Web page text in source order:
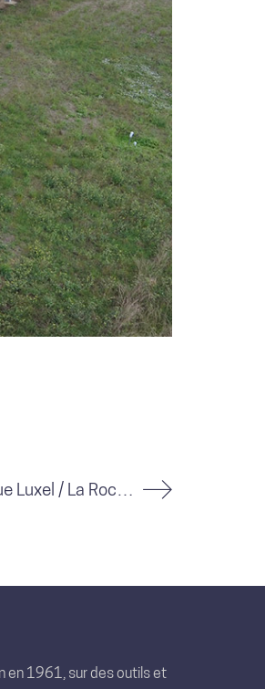
Bâtiment équestre photovoltaïque Luxel / La Roche-des-Arnauds (05)
en 1961, sur des outils et